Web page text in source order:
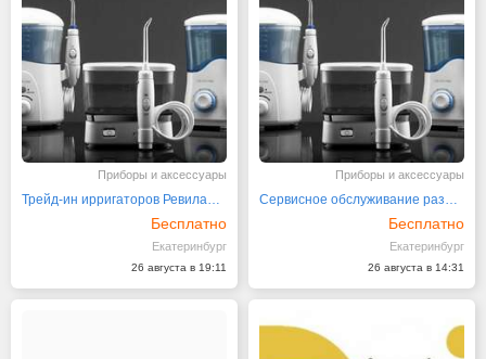
Приборы и аксессуары
Трейд-ин ирригаторов Ревилайн с отличной скидкой
Бесплатно
Екатеринбург
26 августа в 19:11
Приборы и аксессуары
Сервисное обслуживание разных ирригаторов Ревилайн
Бесплатно
Екатеринбург
26 августа в 14:31